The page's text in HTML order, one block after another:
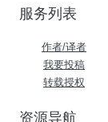
服务列表
作者/译者
我要投稿
转载授权
资源导航